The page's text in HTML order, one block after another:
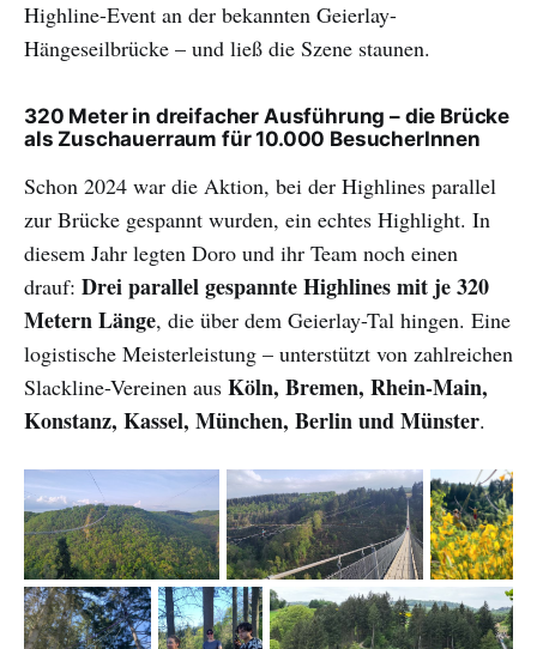
Highline-Event an der bekannten Geierlay-
Hängeseilbrücke – und ließ die Szene staunen.
320 Meter in dreifacher Ausführung – die Brücke
als Zuschauerraum für 10.000 BesucherInnen
Schon 2024 war die Aktion, bei der Highlines parallel
zur Brücke gespannt wurden, ein echtes Highlight. In
diesem Jahr legten Doro und ihr Team noch einen
drauf: Drei parallel gespannte Highlines mit je 320
Metern Länge, die über dem Geierlay-Tal hingen. Eine
logistische Meisterleistung – unterstützt von zahlreichen
Slackline-Vereinen aus Köln, Bremen, Rhein-Main,
Konstanz, Kassel, München, Berlin und Münster.